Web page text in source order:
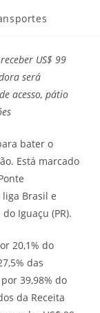
US$ 99
será
acesso, pátio
bater o
Está marcado
liga Brasil e
Iguaçu (PR).
20,1% do
das
39,98% do
da Receita